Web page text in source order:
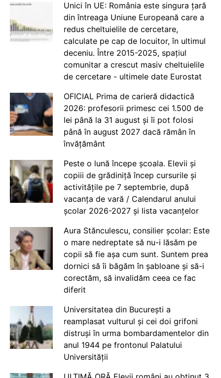
Unici în UE: România este singura țară
din întreaga Uniune Europeană care a
redus cheltuielile de cercetare,
calculate pe cap de locuitor, în ultimul
deceniu. Între 2015-2025, spațiul
comunitar a crescut masiv cheltuielile
de cercetare - ultimele date Eurostat
OFICIAL Prima de carieră didactică
2026: profesorii primesc cei 1.500 de
lei până la 31 august și îi pot folosi
până în august 2027 dacă rămân în
învățământ
Peste o lună începe școala. Elevii și
copiii de grădiniță încep cursurile și
activitățile pe 7 septembrie, după
vacanța de vară / Calendarul anului
școlar 2026-2027 și lista vacanțelor
Aura Stănculescu, consilier școlar: Este
o mare nedreptate să nu-i lăsăm pe
copii să fie așa cum sunt. Suntem prea
dornici să îi băgăm în șabloane și să-i
corectăm, să invalidăm ceea ce fac
diferit
Universitatea din București a
reamplasat vulturul și cei doi grifoni
distruși în urma bombardamentelor din
anul 1944 pe frontonul Palatului
Universității